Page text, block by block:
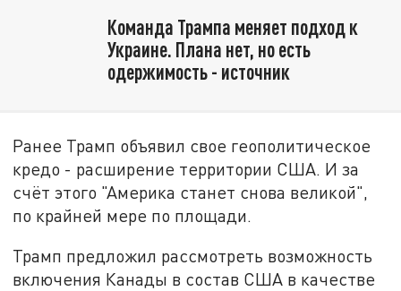
Команда Трампа меняет подход к
Украине. Плана нет, но есть
одержимость - источник
Ранее Трамп объявил свое геополитическое
кредо - расширение территории США. И за
счёт этого "Америка станет снова великой",
по крайней мере по площади.
Трамп предложил рассмотреть возможность
включения Канады в состав США в качестве